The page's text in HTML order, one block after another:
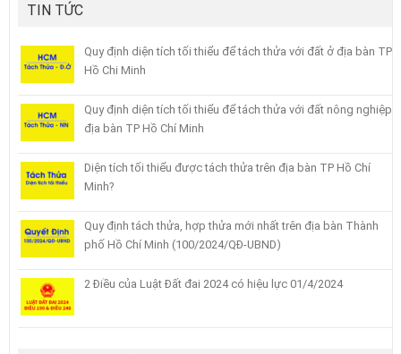
TIN TỨC
Quy định diện tích tối thiểu để tách thửa với đất ở địa bàn TP
Hồ Chi Minh
Quy định diện tích tối thiểu để tách thửa với đất nông nghiệp
địa bàn TP Hồ Chí Minh
Diện tích tối thiểu được tách thửa trên địa bàn TP Hồ Chí
Minh?
Quy định tách thửa, hợp thửa mới nhất trên địa bàn Thành
phố Hồ Chí Minh (100/2024/QĐ-UBND)
2 Điều của Luật Đất đai 2024 có hiệu lực 01/4/2024